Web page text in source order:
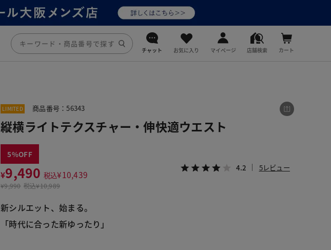
チャット お気に入り マイページ 店舗検索 カート
LIMITED 商品番号：56343
縦横ライトテクスチャー・伸快適ウエスト
5
¥9,490 税込¥10,439
¥9,990 税込¥10,989
4.2 5レビュー
新シルエット、始まる。
「時代に合った新ゆったり」